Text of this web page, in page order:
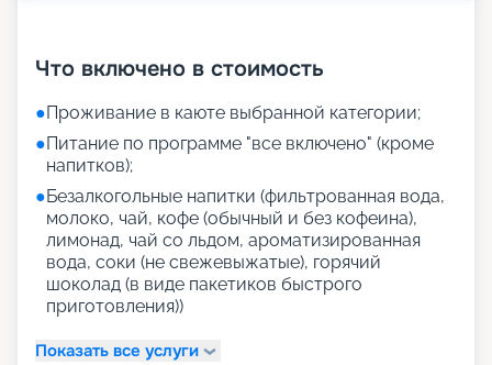
Что включено в стоимость
●Проживание в каюте выбранной категории;
●Питание по программе "все включено" (кроме
напитков);
●Безалкогольные напитки (фильтрованная вода,
молоко, чай, кофе (обычный и без кофеина),
лимонад, чай со льдом, ароматизированная
вода, соки (не свежевыжатые), горячий
шоколад (в виде пакетиков быстрого
приготовления))
Показать все услуги